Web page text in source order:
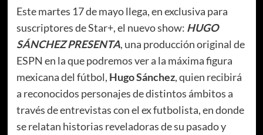
Este martes 17 de mayo llega, en exclusiva para
suscriptores de Star+, el nuevo show: HUGO
SÁNCHEZ PRESENTA, una producción original de
ESPN en la que podremos ver a la máxima figura
mexicana del fútbol, Hugo Sánchez, quien recibirá
a reconocidos personajes de distintos ámbitos a
través de entrevistas con el ex futbolista, en donde
se relatan historias reveladoras de su pasado y